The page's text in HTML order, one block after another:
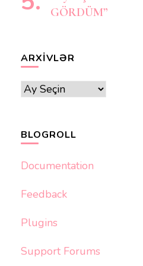
GÖRDÜM”
ARXIVLƏR
Arxivlər
BLOGROLL
Documentation
Feedback
Plugins
Support Forums